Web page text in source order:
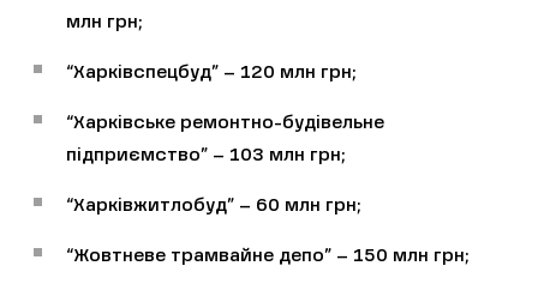
млн грн;
“Харківспецбуд” – 120 млн грн;
“Харківське ремонтно-будівельне
підприємство” – 103 млн грн;
“Харківжитлобуд” – 60 млн грн;
“Жовтневе трамвайне депо” – 150 млн грн;